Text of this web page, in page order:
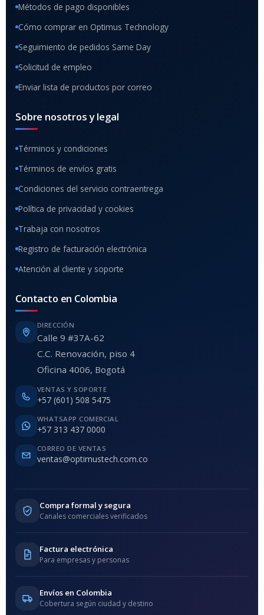
Métodos de pago disponibles
Cómo comprar en Optimus Technology
Seguimiento de pedidos Same Day
Solicitud de empleo
Enviar lista de productos por correo
Sobre nosotros y legal
Términos y condiciones
Términos de envíos gratis
Condiciones del servicio contraentrega
Política de privacidad y cookies
Trabaja con nosotros
Registro de facturación electrónica
Atención al cliente y soporte
Contacto en Colombia
DIRECCIÓN
Calle 9 #37A-62
C.C. Renovación, piso 4
Oficina 4006, Bogotá
VENTAS Y SOPORTE
+57 (601) 508 5475
WHATSAPP COMERCIAL
+57 313 437 0000
CORREO DE VENTAS
ventas@optimustech.com.co
Compra formal y segura
Canales comerciales verificados
Factura electrónica
Para empresas y personas
Envíos en Colombia
Cobertura según ciudad y destino